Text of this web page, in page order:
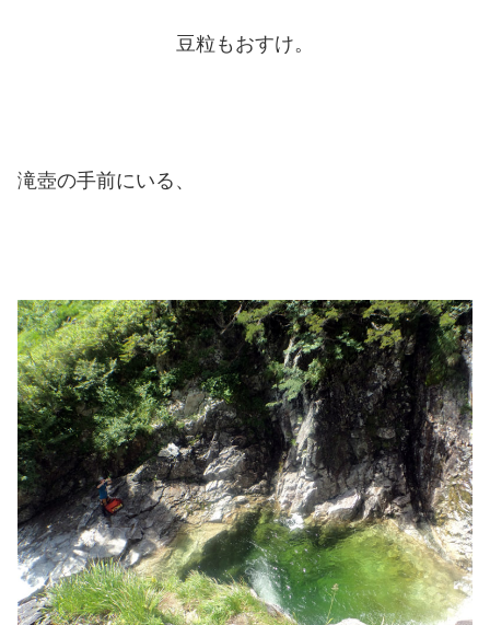
豆粒もおすけ。
滝壺の手前にいる、